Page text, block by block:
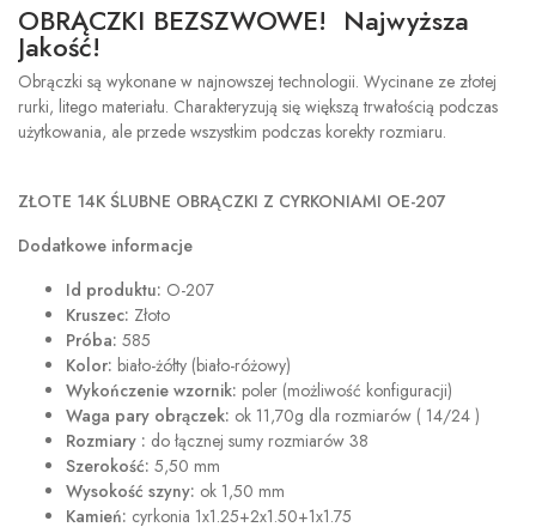
OBRĄCZKI BEZSZWOWE! Najwyższa
Jakość!
Obrączki są wykonane w najnowszej technologii. Wycinane ze złotej
rurki, litego materiału. Charakteryzują się większą trwałością podczas
użytkowania, ale przede wszystkim podczas korekty rozmiaru.
ZŁOTE 14K ŚLUBNE OBRĄCZKI Z CYRKONIAMI OE-207
Dodatkowe informacje
Id produktu: O-207
Kruszec: Złoto
Próba: 585
Kolor: biało-żółty (biało-różowy)
Wykończenie wzornik: poler (możliwość konfiguracji)
Waga pary obrączek: ok 11,70g dla rozmiarów ( 14/24 )
Rozmiary : do łącznej sumy rozmiarów 38
Szerokość: 5,50 mm
Wysokość szyny: ok 1,50 mm
Kamień: cyrkonia 1x1.25+2x1.50+1x1.75